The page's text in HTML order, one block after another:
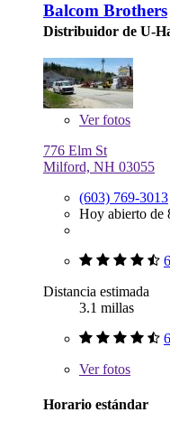
Balcom Brothers
Distribuidor de U-
Verfotos
776 Elm St
Milford, NH 03055
(603) 769-3013
Hoy abierto de
Distancia estimada
3.1 millas
Verfotos
Horario estándar